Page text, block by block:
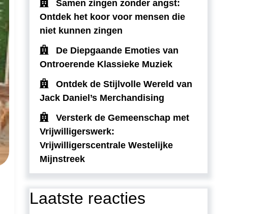
Samen zingen zonder angst:
Ontdek het koor voor mensen die
niet kunnen zingen
De Diepgaande Emoties van
Ontroerende Klassieke Muziek
Ontdek de Stijlvolle Wereld van
Jack Daniel’s Merchandising
Versterk de Gemeenschap met
Vrijwilligerswerk:
Vrijwilligerscentrale Westelijke
Mijnstreek
Laatste reacties